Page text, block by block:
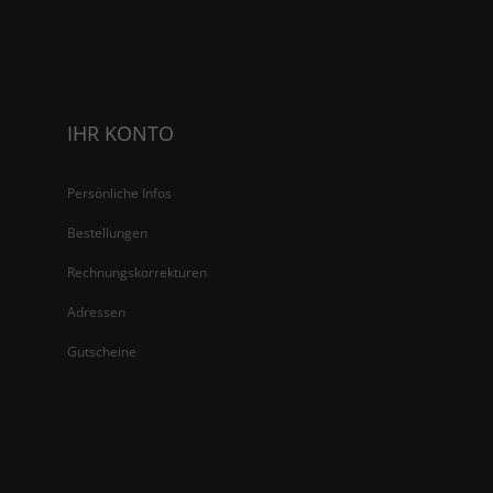
IHR KONTO
Persönliche Infos
Bestellungen
Rechnungskorrekturen
Adressen
Gutscheine